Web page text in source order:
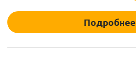
Подробнее